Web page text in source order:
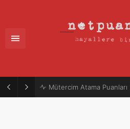
Mütercim Atama